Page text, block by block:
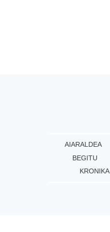
AIARALDEA
BEGITU
KRONIKA